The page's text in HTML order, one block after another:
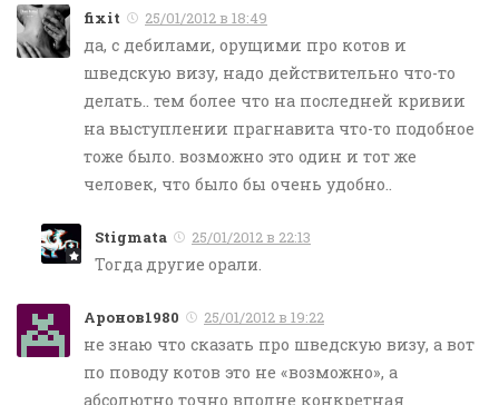
fixit 25/01/2012 в 18:49
да, с дебилами, орущими про котов и
шведскую визу, надо действительно что-то
делать.. тем более что на последней кривии
на выступлении прагнавита что-то подобное
тоже было. возможно это один и тот же
человек, что было бы очень удобно..
Stigmata 25/01/2012 в 22:13
Тогда другие орали.
Aронов1980 25/01/2012 в 19:22
не знаю что сказать про шведскую визу, а вот
по поводу котов это не «возможно», а
абсолютно точно вполне конкретная